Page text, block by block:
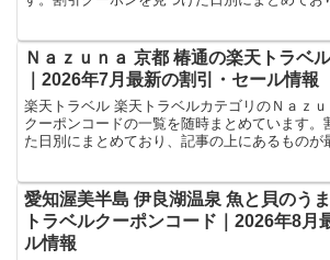
のが最新の割引クーポンになります。ホテル
Ｎａｚｕｎａ 京都 椿通の楽天トラベ
｜2026年7月最新の割引・セール情報
楽天トラベル 楽天トラベルカテゴリのＮａｚ
クーポンコードの一覧を随時まとめています。
た日別にまとめており、記事の上にあるものが
なります。ホテル・旅館宿泊の予約などで使
愛知渥美半島 伊良湖温泉 魚と貝のう
トラベルクーポンコード｜2026年8月
ル情報